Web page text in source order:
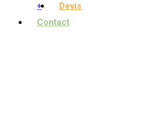
+
Devis
Contact